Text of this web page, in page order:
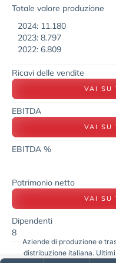
Totale valore produzione
2024: 11.180
2023: 8.797
2022: 6.809
Ricavi delle vendite
VAI SU
EBITDA
VAI SU
EBITDA %
Patrimonio netto
VAI SU
Dipendenti
8
Aziende di produzione e
distribuzione italiana.